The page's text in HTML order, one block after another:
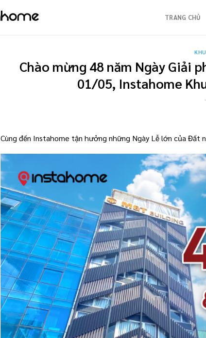
TRANG CHỦ
Chào mừng 48 năm Ngày Giải
01/05, Instahome
Cùng đến Instahome tận hưởng những Ngày Lễ lớn của Đất